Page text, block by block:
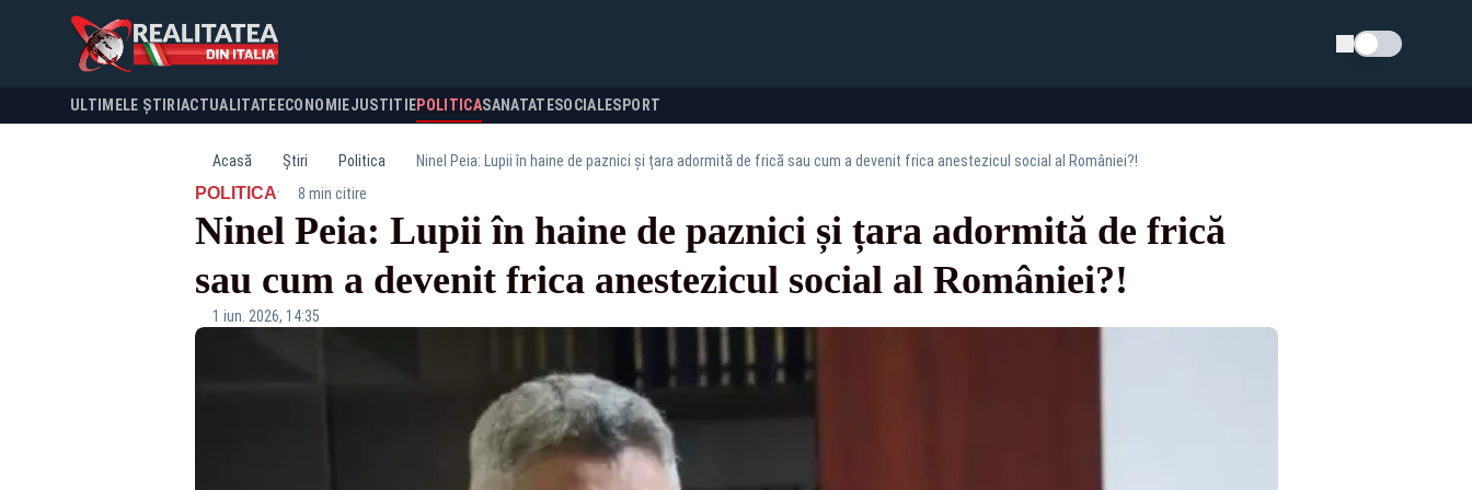
Schimba tema
ULTIMELE ȘTIRI ACTUALITATE ECONOMIEJUSTITIEPOLITICASANATATESOCIALESPORT
Acasă Știri Politica Ninel Peia: Lupii în haine de paznici și țara adormită de frică sau cum a devenit frica anestezicul social al României?!
POLITICA· 8 min citire
Ninel Peia: Lupii în haine de paznici și țara adormită de frică
sau cum a devenit frica anestezicul social al României?!
1 iun. 2026, 14:35